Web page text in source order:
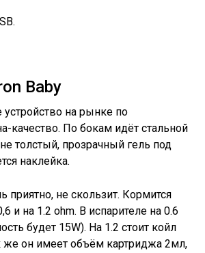
Baby
устройство на рынке по
качество. По бокам идёт стальной
толстый, прозрачный гель под
наклейка.
приятно, не скользит. Кормится
и на 1.2 ohm. В испарителе на 0.6
будет 15W). На 1.2 стоит койл
же он имеет объём картриджа 2мл,